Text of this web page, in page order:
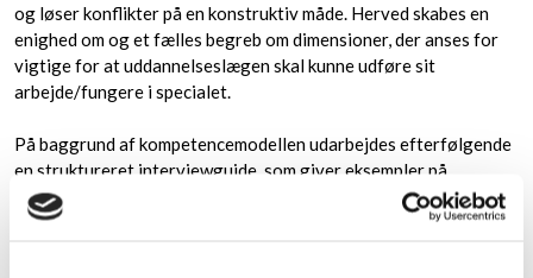
og løser konflikter på en konstruktiv måde. Herved skabes en
enighed om og et fælles begreb om dimensioner, der anses for
vigtige for at uddannelseslægen skal kunne udføre sit
arbejde/fungere i specialet.
På baggrund af kompetencemodellen udarbejdes efterfølgende
en struktureret interviewguide, som giver eksempler på
spørgsmål, der er hensigtsmæssige i det givne speciale.